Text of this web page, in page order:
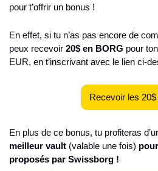
pour t’offrir un bonus !
En effet, si tu n’as pas encore de
peux recevoir 20$ en BORG pour
EUR, en t’inscrivant avec le lien ci-
Recevoir les 20$
En plus de ce bonus, tu profiteras
meilleur vault (valable une fois)
proposés par Swissborg !